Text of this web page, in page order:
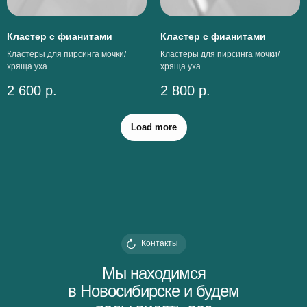
Кластер с фианитами
Кластеры для пирсинга мочки/
хряща уха
2 600 р.
Кластер с фианитами
Кластеры для пирсинга мочки/
хряща уха
2 800 р.
Load more
Мы находимся
в Новосибирске и будем
Контакты